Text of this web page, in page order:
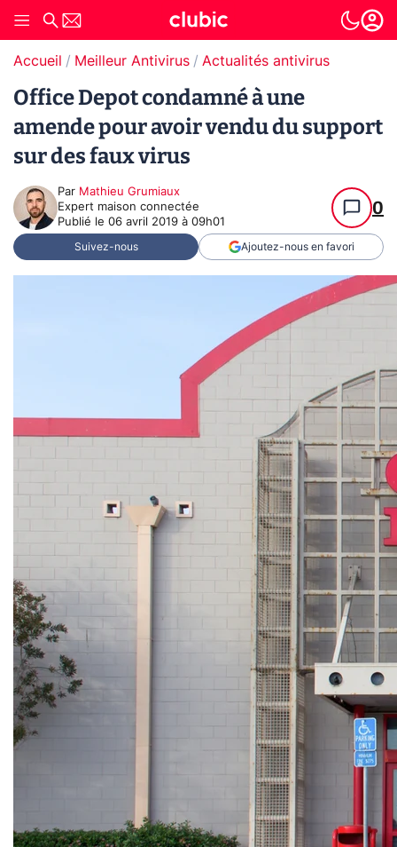
Accueil Meilleur Antivirus Actualités antivirus
Office Depot condamné à une
amende pour avoir vendu du support
sur des faux virus
Par Mathieu Grumiaux
Expert maison connectée
Publié le 06 avril 2019 à 09h01
0
Suivez-nous Ajoutez-nous en favori